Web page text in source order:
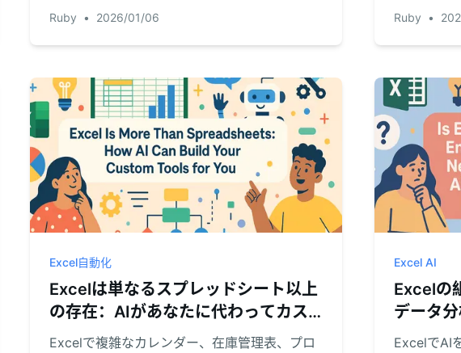
Ruby • 2026/01/06
レポート
させる方
Ruby •
Excel自動化
Excelは単なるスプレッドシート以上
の存在：AIがあなたに代わってカス
タムツールを構築する方法
Excelで複雑なカレンダー、在庫管理表、プロ
Excel AI
Excelの
データ
必要な
ExcelでAI